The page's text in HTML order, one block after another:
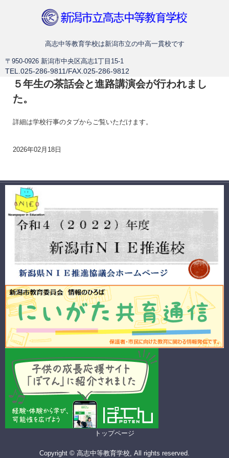
新潟市立高志中等教育学校
高志中等教育学校は新潟市立の中高一貫校です
〒950-0926 新潟市中央区高志1丁目15-1
TEL.025-286-9811/FAX.025-286-9812
５年生の茶話会と進路講演会が行われまし
た。
詳細は学校行事のタブからご覧いただけます。
2026年02月18日
トップページ
Copyright © 高志中等教育学校, All rights reserved.